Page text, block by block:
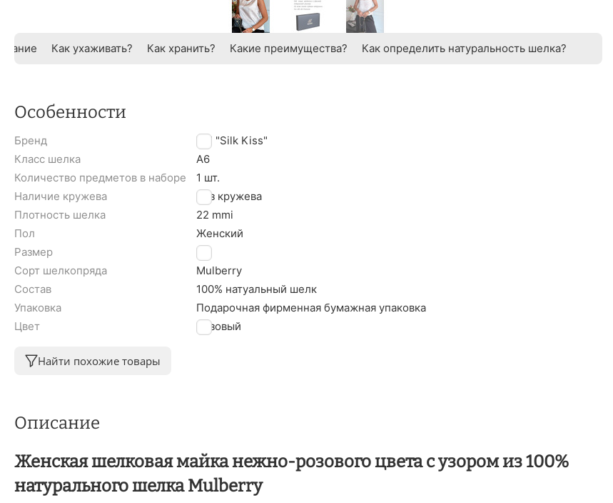
Как ухаживать? Как хранить? Какие преимущества? Как определить натуральность шелка?
Особенности
Бренд
TM "Silk Kiss"
Класс шелка
A6
Количество предметов в наборе
1 шт.
Наличие кружева
Без кружева
Плотность шелка
22 mmi
Пол
Женский
Размер
S
Сорт шелкопряда
Mulberry
Состав
100% натуальный шелк
Упаковка
Подарочная фирменная бумажная упаковка
Цвет
Розовый
Найти похожие товары
Описание
Женская шелковая майка нежно-розового цвета с узором из 100%
натурального шелка Mulberry